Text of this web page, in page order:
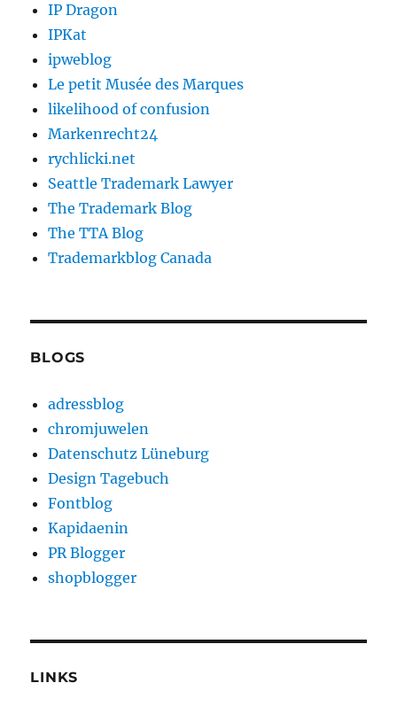
IP Dragon
IPKat
ipweblog
Le petit Musée des Marques
likelihood of confusion
Markenrecht24
rychlicki.net
Seattle Trademark Lawyer
The Trademark Blog
The TTA Blog
Trademarkblog Canada
BLOGS
adressblog
chromjuwelen
Datenschutz Lüneburg
Design Tagebuch
Fontblog
Kapidaenin
PR Blogger
shopblogger
LINKS